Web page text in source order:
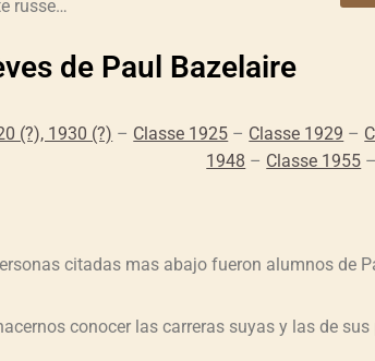
russe…
de Paul Bazelaire
(?), 1930 (?) – Classe 1925 – Classe 1929 –
1948 – Classe 1955 –
citadas mas abajo fueron alumnos de
conocer las carreras suyas y las de